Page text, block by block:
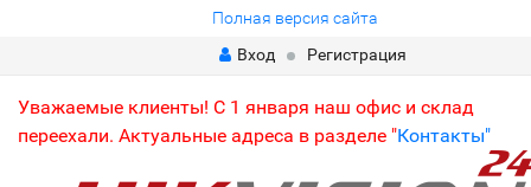
Полная версия сайта
Вход
Регистрация
Уважаемые клиенты! С 1 января наш офис и склад
переехали. Актуальные адреса в разделе "Контакты"